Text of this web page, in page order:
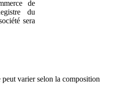
de
du
sera
varier selon la composition